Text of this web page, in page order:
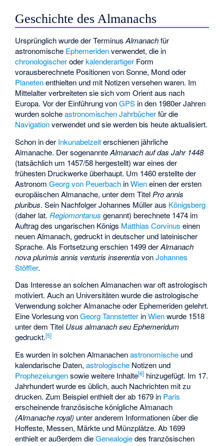
Geschichte des Almanachs
Ursprünglich wurde der TerminusAlmanachfür
astronomische Ephemeridenverwendet, die in
chronologischeroderkalenderartiger Form
vorausberechnete Positionen von Sonne, Mond oder
Planetenenthielten und mit Notizen versehen waren. Im
Mittelalter verbreiteten sie sich vom Orient aus nach
Europa. Vor der Einführung vonGPS in den 1980er Jahren
wurden solcheastronomischen Jahrbücherfür die
Navigationverwendet und sie werden bis heute aktualisiert.
Schon in der Inkunabelzeiterschienen jährliche
Almanache. Der sogenannteAlmanach auf das Jahr 1448
(tatsächlich um 1457/58 hergestellt) war eines der
frühesten Druckwerke überhaupt. Um 1460 erstellte der
AstronomGeorg von Peuerbach inWieneinen der ersten
europäischen Almanache, unter dem Titel Pro annis
pluribus. Sein Nachfolger Johannes Müller aus Königsberg
(daher lat. Regiomontanus genannt) berechnete 1474 im
Auftrag des ungarischen Königs Matthias Corvinus einen
neuen Almanach, gedruckt in deutscher und lateinischer
Sprache. Als Fortsetzung erschien 1499 derAlmanach
nova plurimis annis venturis inserentiavonJohannes
Stöffler.
Das Interesse an solchen Almanachen war oft astrologisch
motiviert. Auch an Universitäten wurde die astrologische
Verwendung solcher Almanache oder Ephemeriden gelehrt.
Eine Vorlesung vonGeorg Tannstetter inWienwurde 1518
unter dem Titel Usus almanach seu Ephemeridum
gedruckt.[5]
Es wurden in solchen Almanachenastronomische und
kalendarische Daten,astrologische Notizen und
Prophezeiungensowie weitere Inhalte[6] hinzugefügt. Im 17.
Jahrhundert wurde es üblich, auch Nachrichten mit zu
drucken. Zum Beispiel enthielt der ab 1679 in Paris
erscheinende französische königliche Almanach
(Almanache royal) unter anderem Informationen über die
Hoffeste, Messen, Märkte und Münzplätze. Ab 1699
enthielt er außerdem dieGenealogiedes französischen